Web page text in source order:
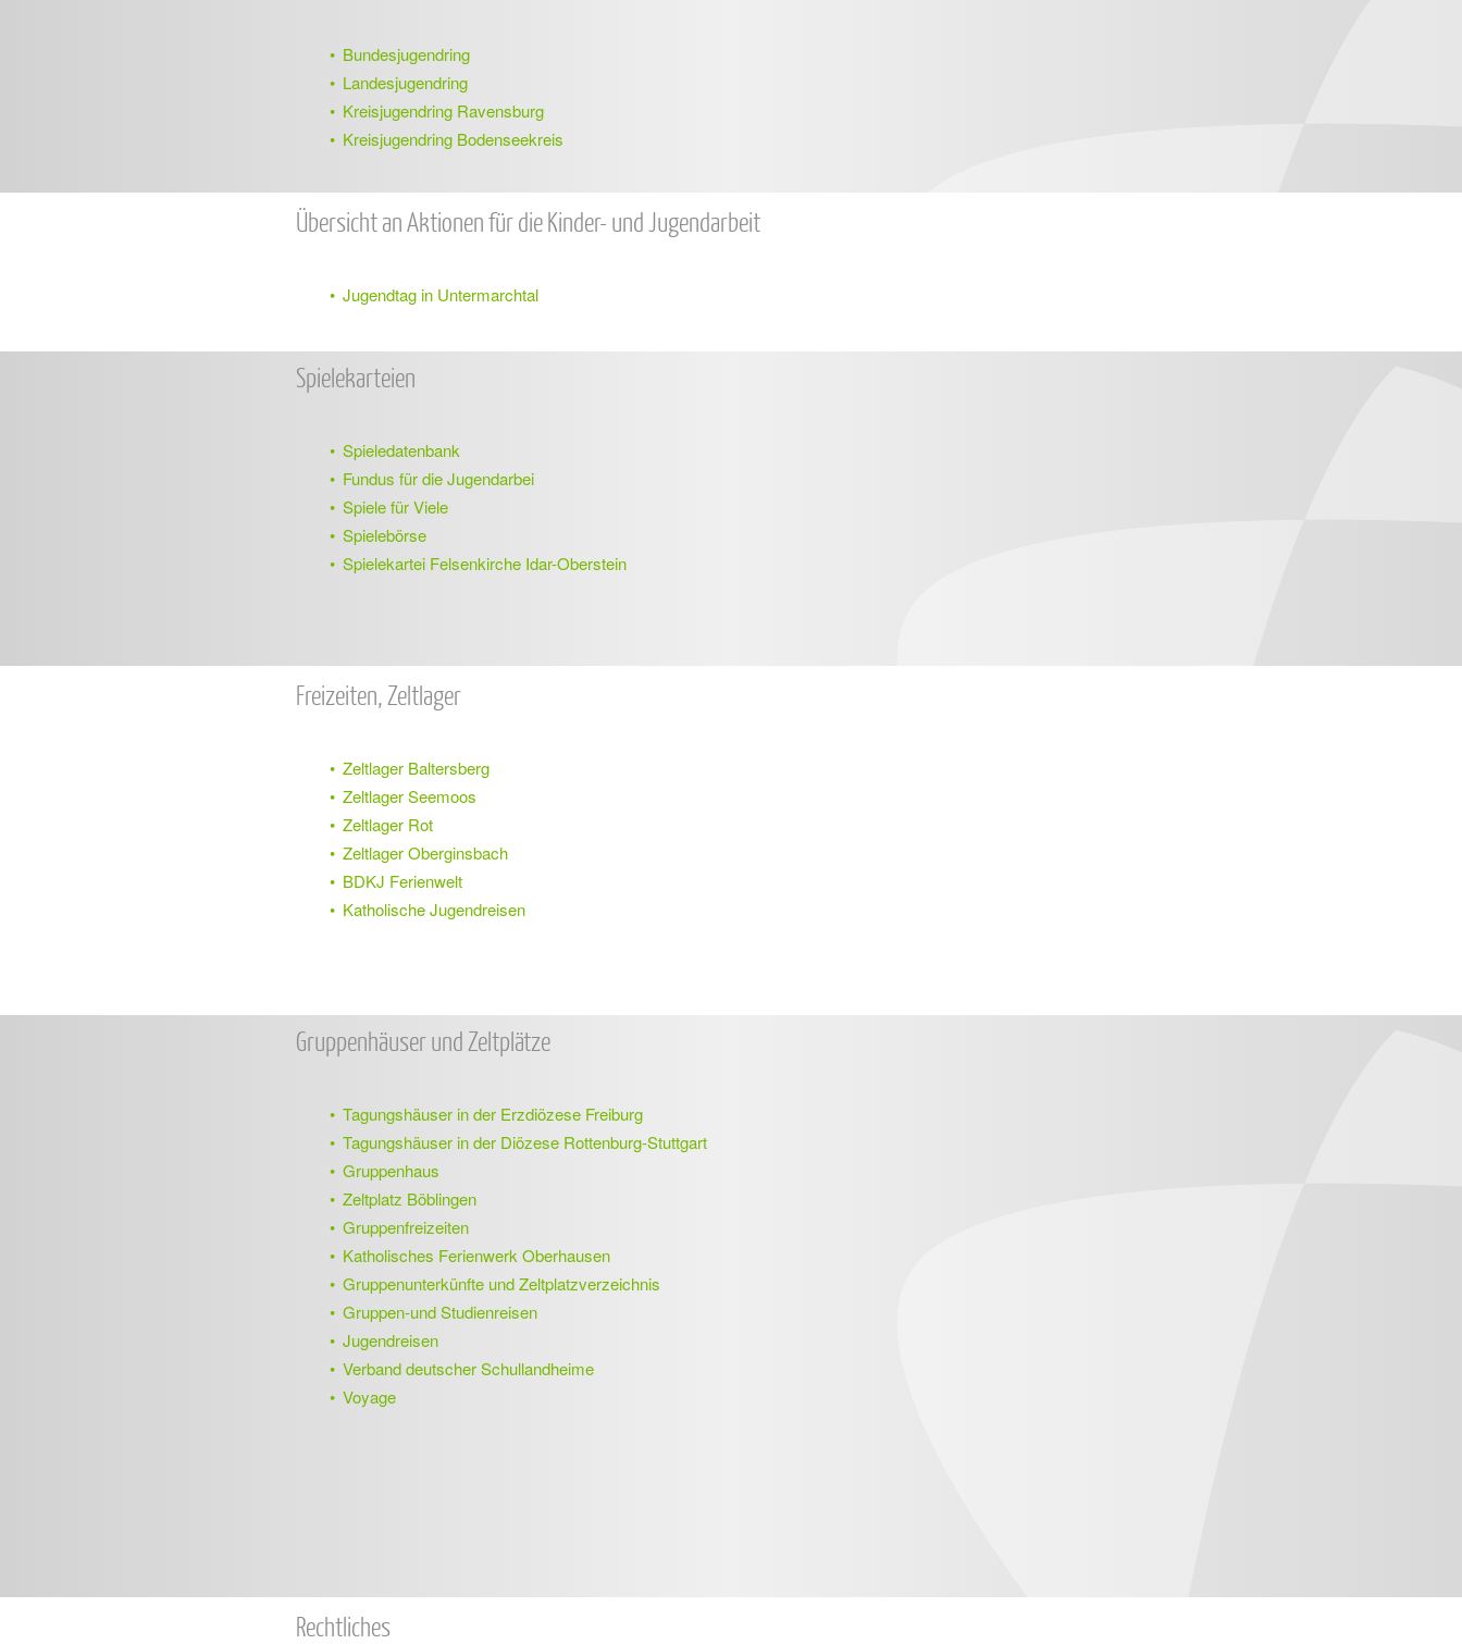
Bundesjugendring
Landesjugendring
Kreisjugendring Ravensburg
Kreisjugendring Bodenseekreis
Übersicht an Aktionen für die Kinder- und Jugendarbeit
Jugendtag in Untermarchtal
Spielekarteien
Spieledatenbank
Fundus für die Jugendarbei
Spiele für Viele
Spielebörse
Spielekartei Felsenkirche Idar-Oberstein
Freizeiten, Zeltlager
Zeltlager Baltersberg
Zeltlager Seemoos
Zeltlager Rot
Zeltlager Oberginsbach
BDKJ Ferienwelt
Katholische Jugendreisen
Gruppenhäuser und Zeltplätze
Tagungshäuser in der Erzdiözese Freiburg
Tagungshäuser in der Diözese Rottenburg-Stuttgart
Gruppenhaus
Zeltplatz Böblingen
Gruppenfreizeiten
Katholisches Ferienwerk Oberhausen
Gruppenunterkünfte und Zeltplatzverzeichnis
Gruppen-und Studienreisen
Jugendreisen
Verband deutscher Schullandheime
Voyage
Rechtliches